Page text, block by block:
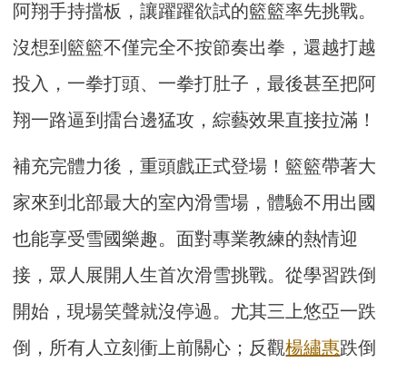
阿翔手持擋板，讓躍躍欲試的籃籃率先挑戰。
沒想到籃籃不僅完全不按節奏出拳，還越打越
投入，一拳打頭、一拳打肚子，最後甚至把阿
翔一路逼到擂台邊猛攻，綜藝效果直接拉滿！
補充完體力後，重頭戲正式登場！籃籃帶著大
家來到北部最大的室內滑雪場，體驗不用出國
也能享受雪國樂趣。面對專業教練的熱情迎
接，眾人展開人生首次滑雪挑戰。從學習跌倒
開始，現場笑聲就沒停過。尤其三上悠亞一跌
倒，所有人立刻衝上前關心；反觀楊繡惠跌倒